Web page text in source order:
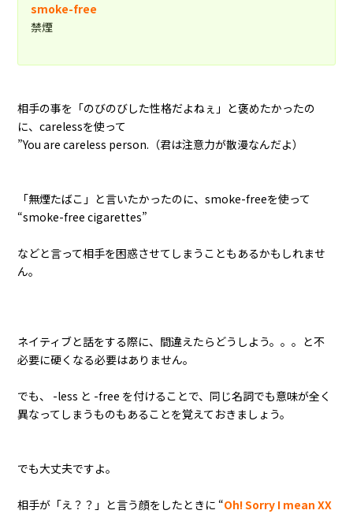
smoke-free
禁煙
相手の事を「のびのびした性格だよねぇ」と褒めたかったの
に、carelessを使って
”You are careless person.（君は注意力が散漫なんだよ）
「無煙たばこ」と言いたかったのに、smoke-freeを使って
“smoke-free cigarettes”
などと言って相手を困惑させてしまうこともあるかもしれませ
ん。
ネイティブと話をする際に、間違えたらどうしよう。。。と不
必要に硬くなる必要はありません。
でも、 -less と -free を付けることで、同じ名詞でも意味が全く
異なってしまうものもあることを覚えておきましょう。
でも大丈夫ですよ。
相手が「え？？」と言う顔をしたときに “Oh! Sorry I mean XX